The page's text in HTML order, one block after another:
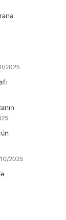
2025
2025